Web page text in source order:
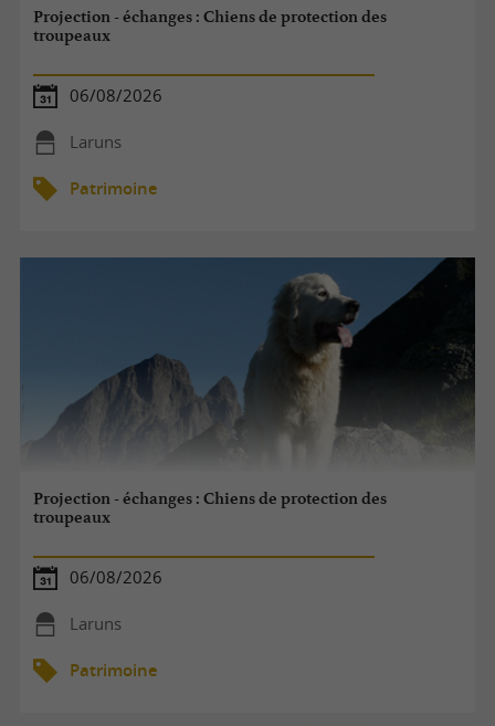
Projection - échanges : Chiens de protection des
troupeaux
06/08/2026
Laruns
Patrimoine
Projection - échanges : Chiens de protection des
troupeaux
06/08/2026
Laruns
Patrimoine